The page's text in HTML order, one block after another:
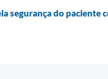
segurança do paciente